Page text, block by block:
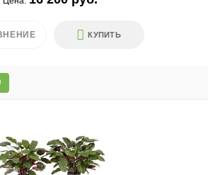
КУПИТЬ